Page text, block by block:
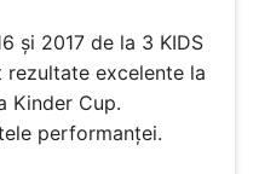
și 2017 de la 3 KIDS
excelente la
Kinder Cup.
performanței.